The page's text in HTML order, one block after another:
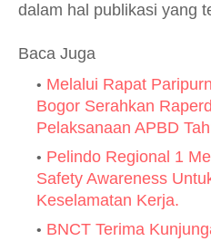
dalam hal publikasi yang
Baca Juga
Melalui Rapat
Bogor Serahkan
Pelaksanaan APBD
Pelindo Regional 1
Safety Awareness
Keselamatan Kerja.
BNCT Terima